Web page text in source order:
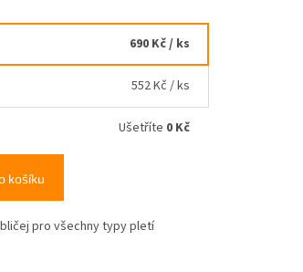
690 Kč/ ks
552 Kč / ks
Ušetříte 0 Kč
košíku
pro všechny typy pletí